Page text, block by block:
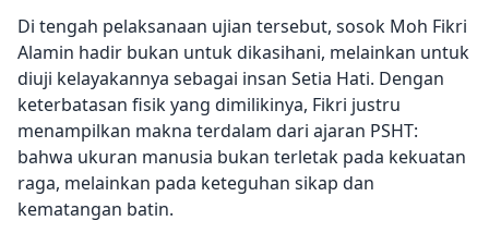
Di tengah pelaksanaan ujian tersebut, sosok Moh Fikri
Alamin hadir bukan untuk dikasihani, melainkan untuk
diuji kelayakannya sebagai insan Setia Hati. Dengan
keterbatasan fisik yang dimilikinya, Fikri justru
menampilkan makna terdalam dari ajaran PSHT:
bahwa ukuran manusia bukan terletak pada kekuatan
raga, melainkan pada keteguhan sikap dan
kematangan batin.